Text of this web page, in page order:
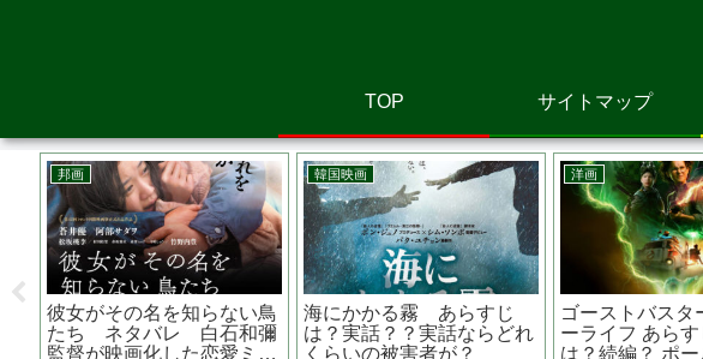
TOP サイトマップ
ーナスの妻夫木聡
映画 『 渇
セのある刑事役
アニメ映画
アニメ 時をかける少女
尾道が舞台の大林宣彦監督
実写版が懐かしくなる
邦画
ひらいて あらすじは？原作
は？ロケ地は？ 山田杏奈主
演